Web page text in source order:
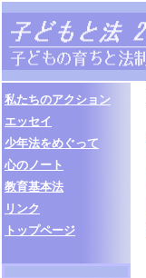
私たちのアクション
エッセイ
少年法をめぐって
心のノート
教育基本法
リンク
トップページ